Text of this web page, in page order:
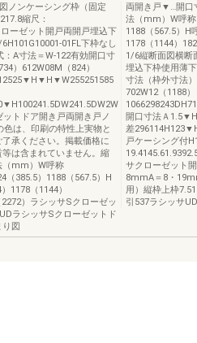
ノンケーシング枠（固定
縮尺：
ーゼット開戸両開戸埋込下
01FL下枠なし
：A寸法＝W-122有効開口寸
）612W08M（824）
トドア開き戸両開き戸ノ
色は、印刷の特性上実物と
承ください。掲載価格に
は含まれていません。縮
mm）W呼称
（385.5）1188（567.5）H
1178（1144）
）ラシッサSクローゼッ
ラシッサSクローゼットド
り図
両開き戸▼…開口
法（mm）W呼称
1188（567.5）H
1178（1144）
1/6縦断面図横断
埋込下枠使用薄
寸法（枠外寸法
702W12（1188）
開口寸法Ａ
差
戸ケーシング付
サクローゼット
8mmA＝8・
用）縦枠上枠
引537ラシッサ